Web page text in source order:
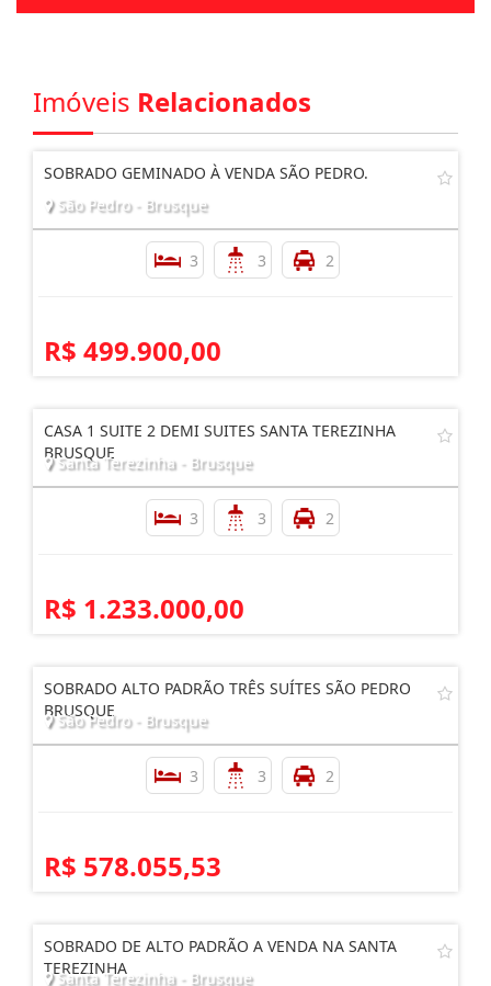
Imóveis Relacionados
SOBRADO GEMINADO À VENDA SÃO PEDRO.
São Pedro - Brusque
3 3 2
R$ 499.900,00
CASA 1 SUITE 2 DEMI SUITES SANTA TEREZINHA
BRUSQUE
Santa Terezinha - Brusque
3 3 2
R$ 1.233.000,00
SOBRADO ALTO PADRÃO TRÊS SUÍTES SÃO PEDRO
BRUSQUE
São Pedro - Brusque
3 3 2
R$ 578.055,53
SOBRADO DE ALTO PADRÃO A VENDA NA SANTA
TEREZINHA
Santa Terezinha - Brusque